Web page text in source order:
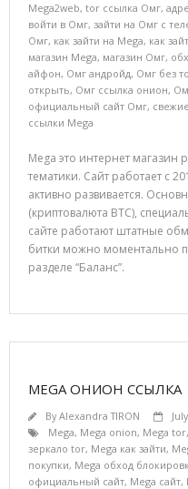
Mega2web, tor ссылка Омг,
войти в Омг, зайти на Омг с
Омг, как зайти на Mega, как
магазин Mega, магазин Омг,
айфон, Омг андройд, Омг без
открыть, Омг ссылка онион,
официальный сайт Омг,
ссылки Mega
Mega это интернет
тематики. Сайт работает с
активно развивается.
(криптовалюта BTC),
сайте работают штатные
битки можно моментально
разделе “Баланс”.
MEGA ОНИОН ССЫЛКА
ByAlexandra TIRON
Mega, Mega onion, Mega tor,
зеркало tor, Mega как зайти,
покупки, Mega обход
официальный сайт, Mega сайт,